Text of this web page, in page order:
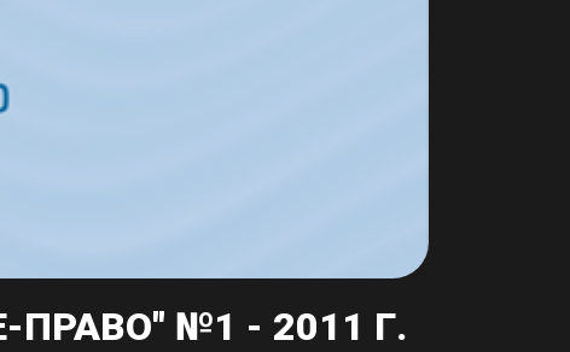
№1 - 2011 Г.